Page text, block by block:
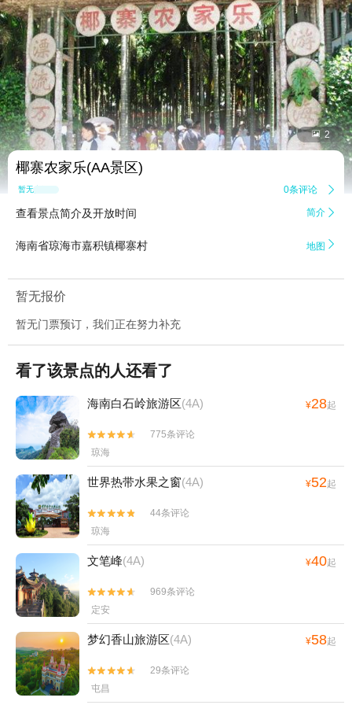
 2
椰寨农家乐(AA景区)
暂无点评 0条评论 
查看景点简介及开放时间 简介 
海南省琼海市嘉积镇椰寨村 地图 
暂无报价
暂无门票预订，我们正在努力补充
看了该景点的人还看了
海南白石岭旅游区(4A) ¥28起


775条评论
琼海
世界热带水果之窗(4A) ¥52起


44条评论
琼海
文笔峰(4A) ¥40起


969条评论
定安
梦幻香山旅游区(4A) ¥58起


29条评论
屯昌
